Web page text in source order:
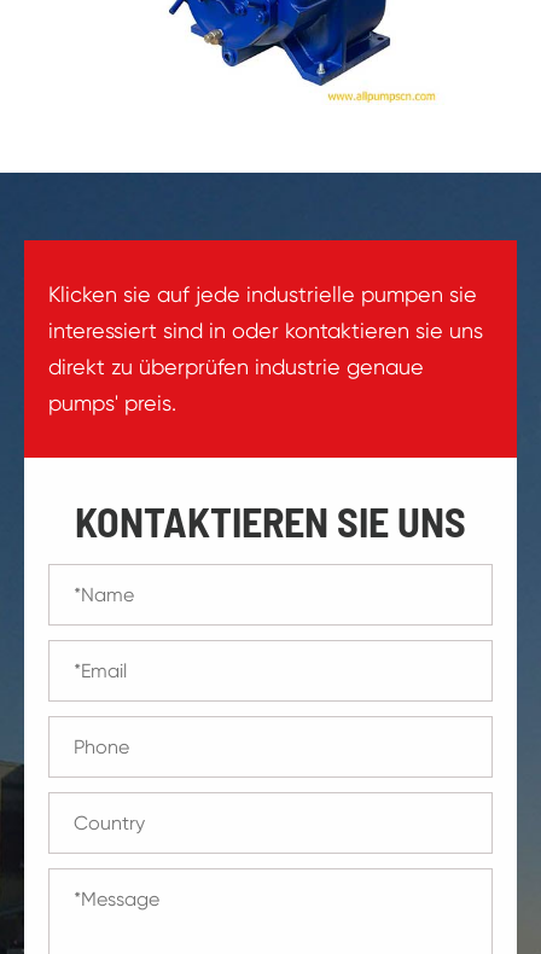
Klicken sie auf jede industrielle pumpen sie
interessiert sind in oder kontaktieren sie uns
direkt zu überprüfen industrie genaue
pumps' preis.
KONTAKTIEREN SIE UNS